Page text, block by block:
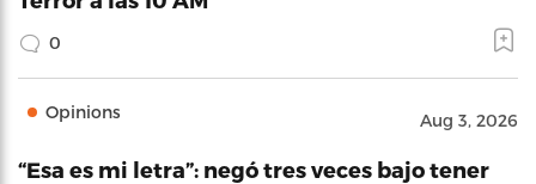
0
Opinions Aug 3, 2026
“Esa es mi letra”: negó tres veces bajo tener